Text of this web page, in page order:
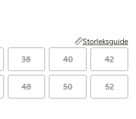
Storleksguide
38 40 42
48 50 52